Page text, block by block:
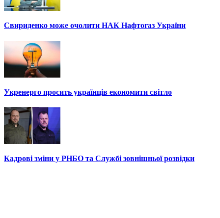
Свириденко може очолити НАК Нафтогаз України
Укренерго просить українців економити світло
Кадрові зміни у РНБО та Службі зовнішньої розвідки